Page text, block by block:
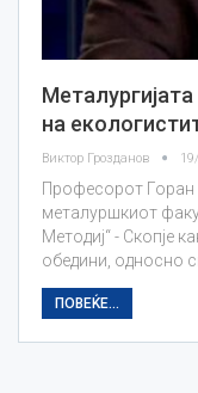
на
Виктор Грозданов
Професорот
металуршкиот
Методиј“ - Скопје
обедини, односно
ПОВЕЌЕ...